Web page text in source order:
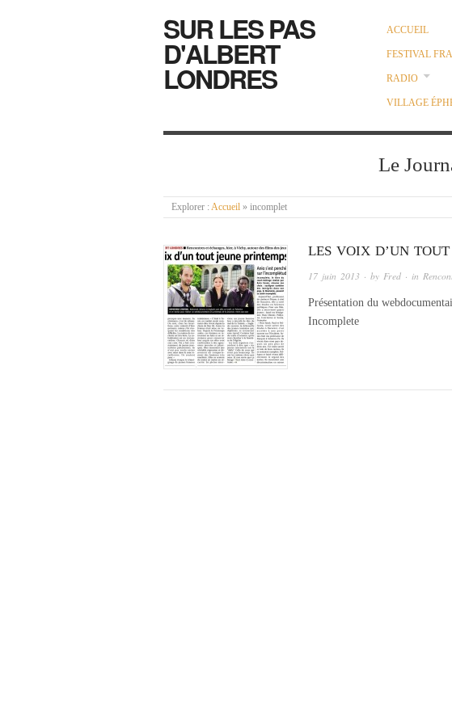
SUR LES PAS
D'ALBERT
LONDRES
ACCUEIL
FESTIVAL
RADIO
VILLAGE
Le
Explorer : Accueil » incomplet
LES VOIX D’UN
17 juin 2013 · by Fred · in
Présentation du
Incomplete